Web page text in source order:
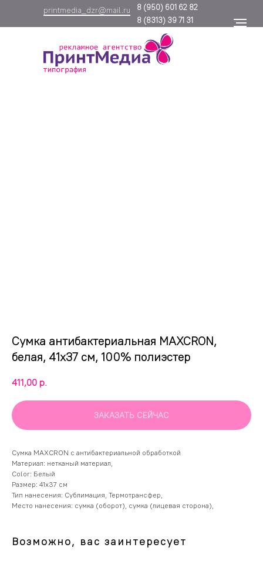
8 (950) 601 62 82
printmedia_dzr@mail.ru
8 (8313) 39 71 31
Сумка антибактериальная MAXCRON,
белая, 41x37 см, 100% полиэстер
411,00 р.
ЗАКАЗАТЬ СЕЙЧАС
Сумка MAXCRON с антибактериальной обработкой
Материал: нетканый материал,
Color: Белый
Размер: 41x37 см
Тип нанесения: Сублимация, Термотрансфер,
Место нанесения: сумка (оборот), сумка (лицевая сторона),
Возможно, вас заинтересует